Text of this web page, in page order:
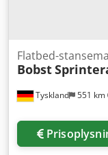
Tyskland 551 km
Flatbed-
Bobst